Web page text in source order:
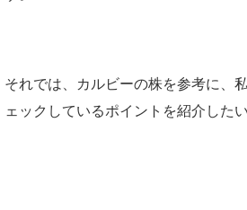
それでは、カルビーの株を参考に、
ェックしているポイントを紹介した